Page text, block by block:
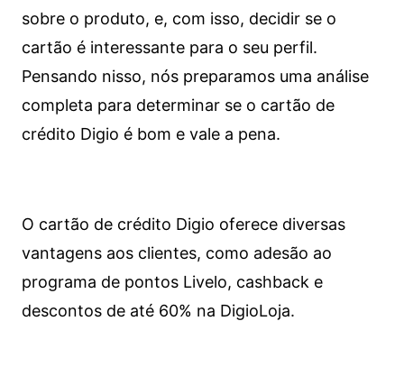
sobre o produto, e, com isso, decidir se o
cartão é interessante para o seu perfil.
Pensando nisso, nós preparamos uma análise
completa para determinar se o cartão de
crédito Digio é bom e vale a pena.
O cartão de crédito Digio oferece diversas
vantagens aos clientes, como adesão ao
programa de pontos Livelo, cashback e
descontos de até 60% na DigioLoja.